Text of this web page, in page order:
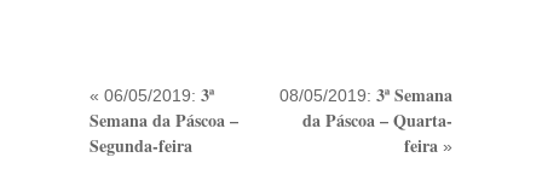
« 06/05/2019: 3ª
Semana da Páscoa –
Segunda-feira
08/05/2019: 3ª Semana
da Páscoa – Quarta-
feira »